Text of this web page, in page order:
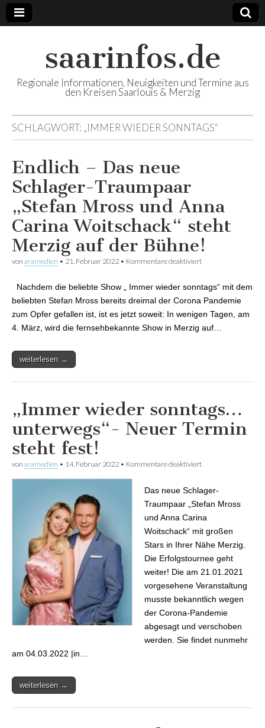
saarinfos.de
Regionale Informationen, Neuigkeiten und Termine aus
den Kreisen Saarlouis & Merzig
SCHLAGWORT: „IMMER WIEDER SONNTAGS“
Endlich – Das neue
Schlager-Traumpaar
„Stefan Mross und Anna
Carina Woitschack“ steht
Merzig auf der Bühne!
von aramedien • 21. Februar 2022 • Kommentare deaktiviert
Mross und Anna
Carina Woitschack“
Bühne!
Nachdem die beliebte Show „ Immer wieder sonntags“ mit dem
beliebten Stefan Mross bereits dreimal der Corona Pandemie
zum Opfer gefallen ist, ist es jetzt soweit: In wenigen Tagen, am
4. März, wird die fernsehbekannte Show in Merzig auf…
weiterlesen →
„Immer wieder sonntags…
unterwegs“- Neuer Termin
steht fest!
von aramedien • 14. Februar 2022 • Kommentare deaktiviert
Termin steht fest!
Das neue Schlager-
Traumpaar „Stefan Mross
und Anna Carina
Woitschack“ mit großen
Stars in Ihrer Nähe Merzig.
Die Erfolgstournee geht
weiter! Die am 21.01.2021
vorgesehene Veranstaltung
musste bekanntlich wegen
der Corona-Pandemie
abgesagt und verschoben
werden. Sie findet nunmehr
am 04.03.2022 |in…
weiterlesen →